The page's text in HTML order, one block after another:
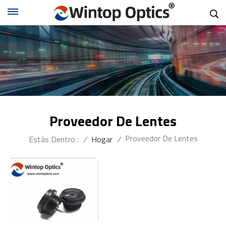
Proveedor De Lentes
Estás Dentro : / Hogar / Proveedor De Lentes